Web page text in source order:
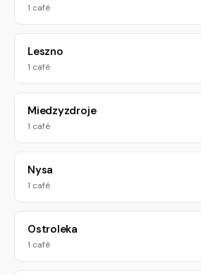
1 café
Leszno
1 café
Miedzyzdroje
1 café
Nysa
1 café
Ostroleka
1 café